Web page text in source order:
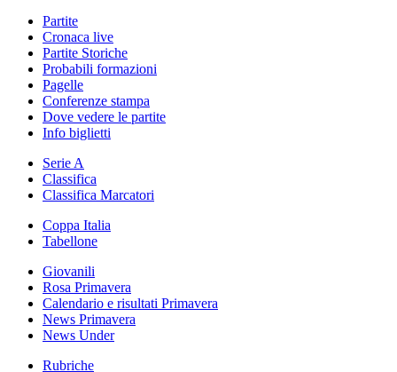
Partite
Cronaca live
Partite Storiche
Probabili formazioni
Pagelle
Conferenze stampa
Dove vedere le partite
Info biglietti
Serie A
Classifica
Classifica Marcatori
Coppa Italia
Tabellone
Giovanili
Rosa Primavera
Calendario e risultati Primavera
News Primavera
News Under
Rubriche